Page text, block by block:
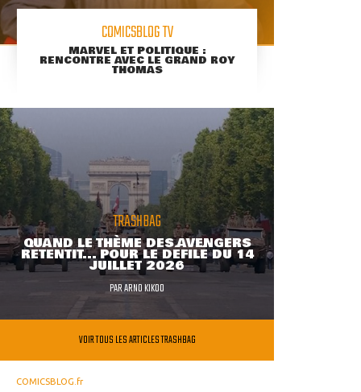
COMICSBLOG TV
MARVEL ET POLITIQUE :
RENCONTRE AVEC LE GRAND ROY
THOMAS
TRASHBAG
QUAND LE THÈME DES AVENGERS
RETENTIT... POUR LE DÉFILÉ DU 14
JUILLET 2026
PARARNO KIKOO
VOIR TOUS LES ARTICLES TRASHBAG
COMICSBLOG.fr